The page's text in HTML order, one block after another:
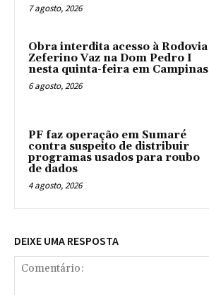
7 agosto, 2026
Obra interdita acesso à Rodovia
Zeferino Vaz na Dom Pedro I
nesta quinta-feira em Campinas
6 agosto, 2026
PF faz operação em Sumaré
contra suspeito de distribuir
programas usados para roubo
de dados
4 agosto, 2026
DEIXE UMA RESPOSTA